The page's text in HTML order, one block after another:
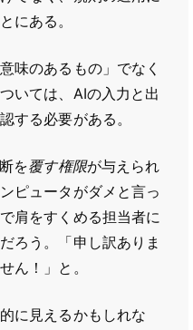
にある。
味のあるもの」でなく
いては、AIの入力と出
する必要がある。
を覆す権限が与えられ
ピュータがダメと言っ
肩をすくめる担当者に
ろう。「申し訳ありま
ん！」と。
に見えるかもしれな